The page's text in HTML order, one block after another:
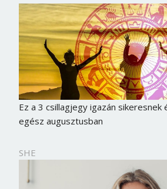
Ez a 3 csillagjegy igazán
egész augusztusban
SHE